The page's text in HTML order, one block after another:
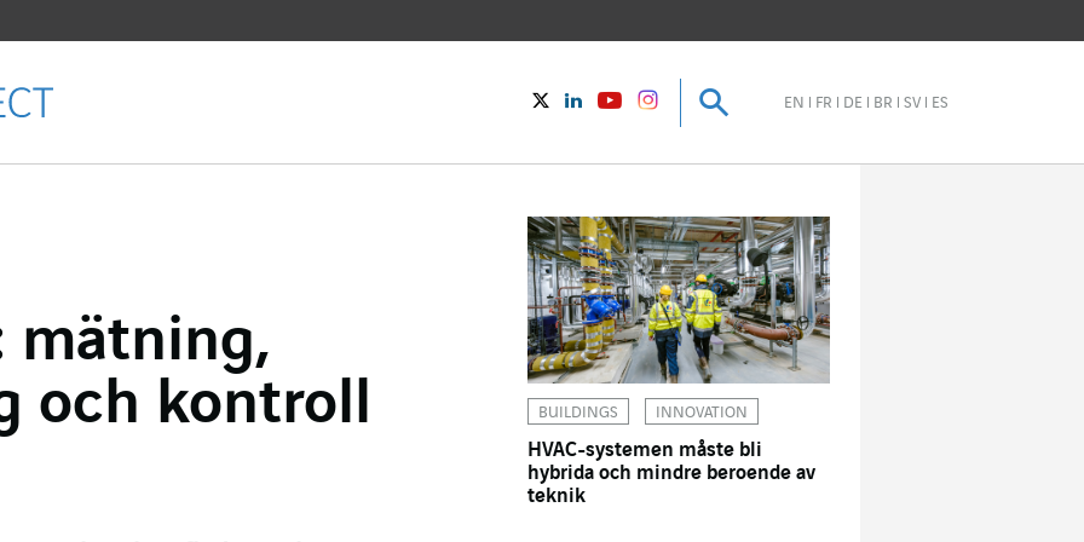
TwitterLinkedInYoutubeinstagram EN FR DE BR SV ES
Sök
mätning,
och kontroll
BUILDINGS INNOVATION
HVAC-systemen måste bli
hybrida och mindre beroende av
teknik